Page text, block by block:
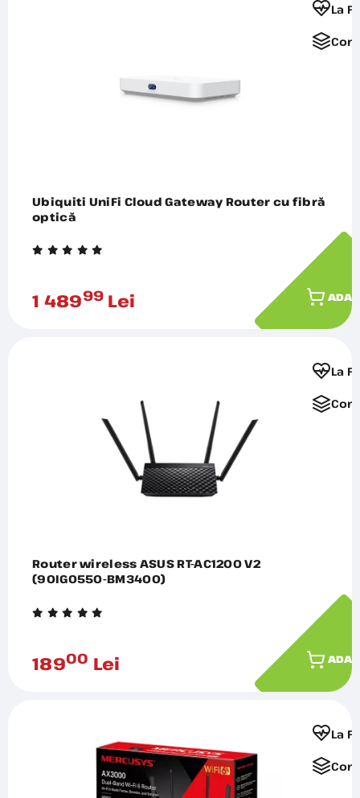
La
Ubiquiti UniFi Cloud Gateway Router cu fibră
optică
1 48999 Lei
La
Router wireless ASUS RT-AC1200 V2
(90IG0550-BM3400)
18900 Lei
La